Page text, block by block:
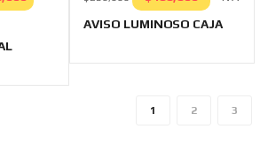
of
AVISO LUMINOSO CAJA
1 2 3